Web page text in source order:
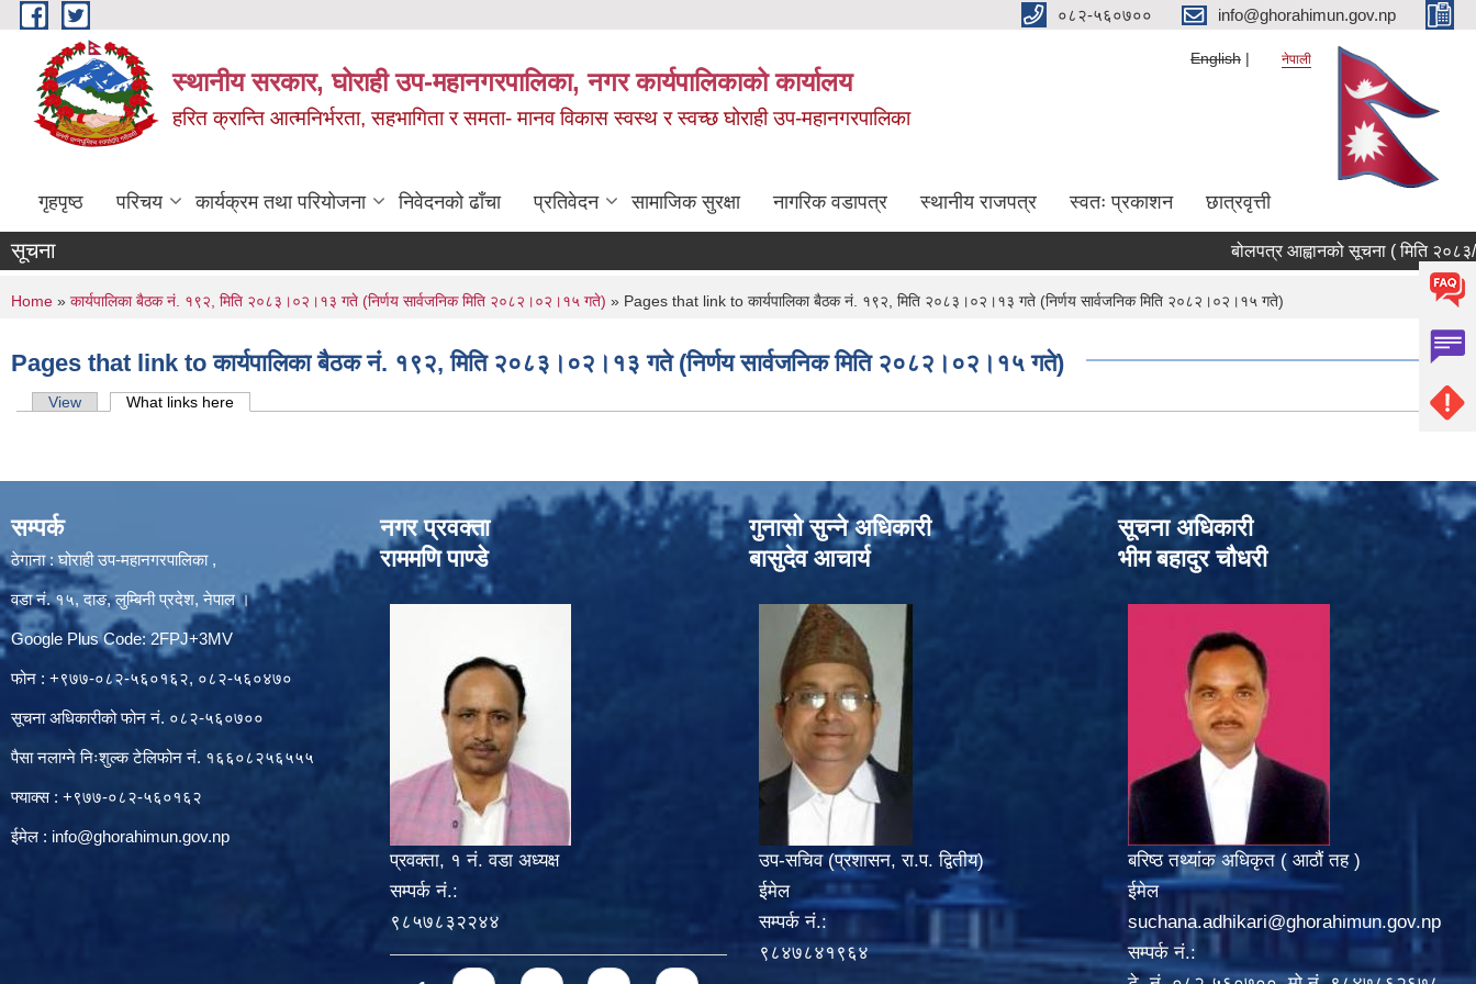
Skip to main content ०८२-५६०७०० info@ghorahimun.gov.np
स्थानीय सरकार, घोराही उप-महानगरपालिका, नगर कार्यपालिकाको कार्यालय
हरित क्रान्ति आत्मनिर्भरता, सहभागिता र समता- मानव विकास स्वस्थ र स्वच्छ घोराही उप-महानगरपालिका
English नेपाली
गृहपृष्ठ परिचय कार्यक्रम तथा परियोजना निवेदनको ढाँचा प्रतिवेदन सामाजिक सुरक्षा नागरिक वडापत्र स्थानीय राजपत्र स्वतः प्रकाशन छात्रवृत्ती
सूचना बोलपत्र आह्वानको सूचना ( मिति २०८३/
Pages
You are here
Home » कार्यपालिका बैठक नं. १९२, मिति २०८३।०२।१३ गते (निर्णय सार्वजनिक मिति २०८२।०२।१५ गते) » Pages that link to कार्यपालिका बैठक नं. १९२, मिति २०८३।०२।१३ गते (निर्णय सार्वजनिक मिति २०८२।०२।१५ गते)
Pages that link to कार्यपालिका बैठक नं. १९२, मिति २०८३।०२।१३ गते (निर्णय सार्वजनिक मिति २०८२।०२।१५ गते)
Primary tabs
View What links here
सम्पर्क
ठेगाना : घोराही उप-महानगरपालिका ,
वडा नं. १५, दाङ, लुम्बिनी प्रदेश, नेपाल ।
Google Plus Code: 2FPJ+3MV
फोन : +९७७-०८२-५६०१६२, ०८२-५६०४७०
सूचना अधिकारीको फोन नं. ०८२-५६०७००
पैसा नलाग्ने निःशुल्क टेलिफोन नं. १६६०८२५६५५५
फ्याक्स : +९७७-०८२-५६०१६२
ईमेल : info@ghorahimun.gov.np
नगर प्रवक्ता
राममणि पाण्डे
प्रवक्ता, १ नं. वडा अध्यक्ष
सम्पर्क नं.:
९८५७८३२२४४
गुनासो सुन्‍ने अधिकारी
बासुदेव आचार्य
उप-सचिव (प्रशासन, रा.प. द्वितीय)
ईमेल
सम्पर्क नं.:
९८४७८४१९६४
सूचना अधिकारी
भीम बहादुर चौधरी
बरिष्ठ तथ्यांक अधिकृत ( आठौं तह )
ईमेल
suchana.adhikari@ghorahimun.gov.np
सम्पर्क नं.: